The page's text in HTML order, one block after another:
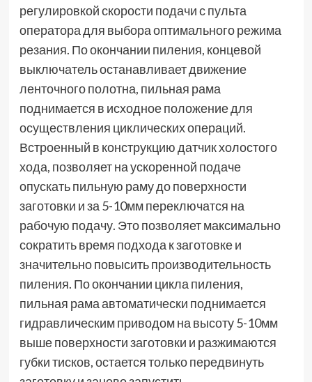
регулировкой скорости подачи с пульта
оператора для выбора оптимального режима
резания. По окончании пиления, концевой
выключатель останавливает движение
ленточного полотна, пильная рама
поднимается в исходное положение для
осуществления циклических операций.
Встроенный в конструкцию датчик холостого
хода, позволяет на ускоренной подаче
опускать пильную раму до поверхности
заготовки и за 5-10мм переключатся на
рабочую подачу. Это позволяет максимально
сократить время подхода к заготовке и
значительно повысить производительность
пиления. По окончании цикла пиления,
пильная рама автоматически поднимается
гидравлическим приводом на высоту 5-10мм
выше поверхности заготовки и разжимаются
губки тисков, остается только передвинуть